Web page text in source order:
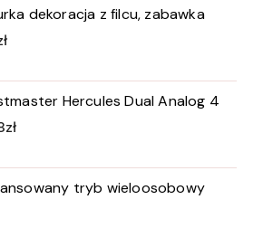
dekoracja z filcu, zabawka
Hercules Dual Analog 4
zł
tryb wieloosobowy